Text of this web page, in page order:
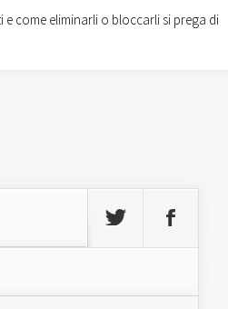
come eliminarli o bloccarli si prega di